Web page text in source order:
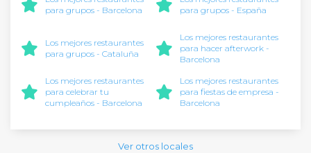
para grupos - Barcelona
para grupos - España
Los mejores restaurantes
para grupos - Cataluña
Los mejores restaurantes
para hacer afterwork -
Barcelona
Los mejores restaurantes
para celebrar tu
cumpleaños - Barcelona
Los mejores restaurantes
para fiestas de empresa -
Barcelona
Ver otros locales